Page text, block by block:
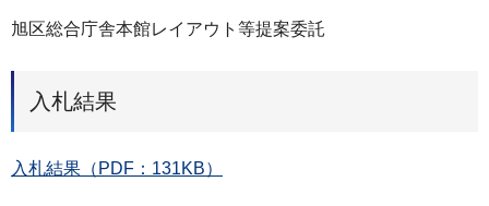
旭区総合庁舎本館レイアウト等提案委託
入札結果
入札結果（PDF：131KB）